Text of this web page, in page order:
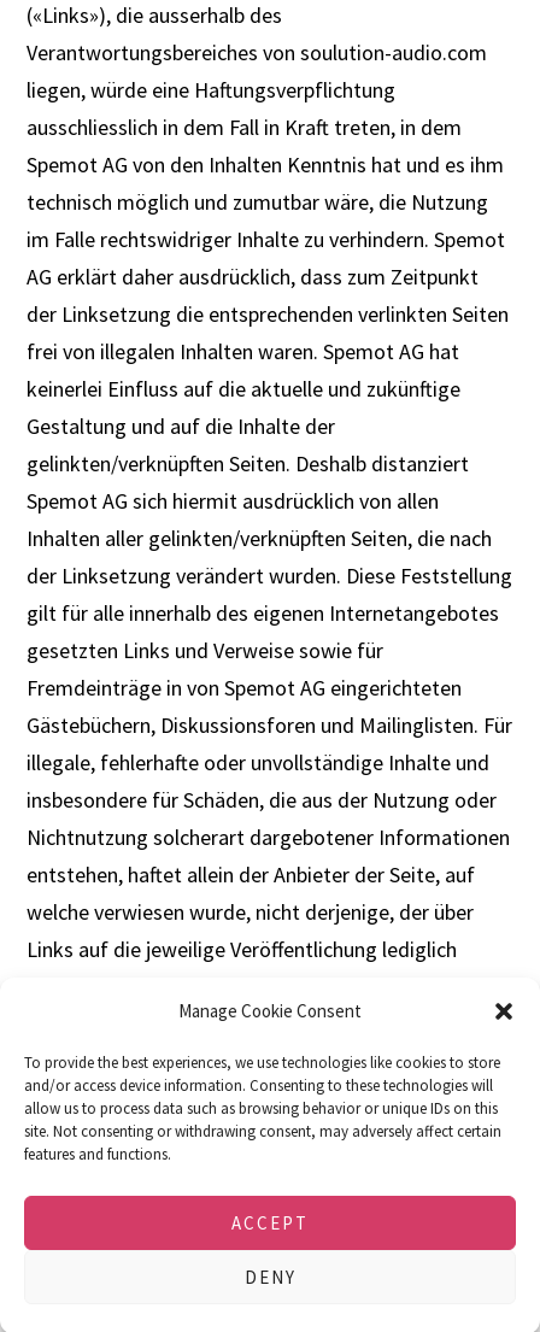
Manage Cookie Consent
To provide the best experiences, we use technologies like cookies to store
and/or access device information. Consenting to these technologies will
allow us to process data such as browsing behavior or unique IDs on this
site. Not consenting or withdrawing consent, may adversely affect certain
features and functions.
ACCEPT
DENY
(«Links»), die ausserhalb des
Verantwortungsbereiches von soulution-audio.com
liegen, würde eine Haftungsverpflichtung
ausschliesslich in dem Fall in Kraft treten, in dem
Spemot AG von den Inhalten Kenntnis hat und es ihm
technisch möglich und zumutbar wäre, die Nutzung
im Falle rechtswidriger Inhalte zu verhindern. Spemot
AG erklärt daher ausdrücklich, dass zum Zeitpunkt
der Linksetzung die entsprechenden verlinkten Seiten
frei von illegalen Inhalten waren. Spemot AG hat
keinerlei Einfluss auf die aktuelle und zukünftige
Gestaltung und auf die Inhalte der
gelinkten/verknüpften Seiten. Deshalb distanziert
Spemot AG sich hiermit ausdrücklich von allen
Inhalten aller gelinkten/verknüpften Seiten, die nach
der Linksetzung verändert wurden. Diese Feststellung
gilt für alle innerhalb des eigenen Internetangebotes
gesetzten Links und Verweise sowie für
Fremdeinträge in von Spemot AG eingerichteten
Gästebüchern, Diskussionsforen und Mailinglisten. Für
illegale, fehlerhafte oder unvollständige Inhalte und
insbesondere für Schäden, die aus der Nutzung oder
Nichtnutzung solcherart dargebotener Informationen
entstehen, haftet allein der Anbieter der Seite, auf
welche verwiesen wurde, nicht derjenige, der über
Links auf die jeweilige Veröffentlichung lediglich
PRIVACY POLICY
COOKIE POLICY (EU)
© 2026 · soulution · SPEMOT AG · Dulliken,
Switzerland · e-mail: info@soulution-audio.com